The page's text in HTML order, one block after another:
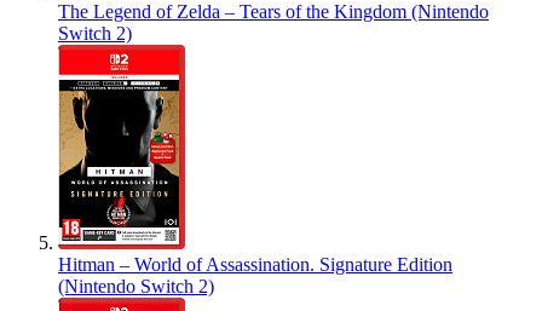
The Legend of Zelda – Tears of the Kingdom (Nintendo
Switch 2)
Hitman – World of Assassination. Signature Edition
(Nintendo Switch 2)